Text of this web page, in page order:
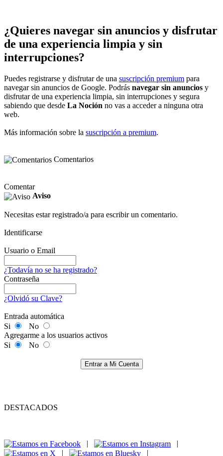
¿Quieres navegar sin anuncios y disfrutar
de una experiencia limpia y sin
interrupciones?
Puedes registrarse y disfrutar de una suscripción premium para
navegar sin anuncios de Google. Podrás navegar sin anuncios y
disfrutar de una experiencia limpia, sin interrupciones y segura
sabiendo que desde La Noción no vas a acceder a ninguna otra
web.
Más información sobre la suscripción a premium.
Comentarios
Comentar
Aviso
Necesitas estar registrado/a para escribir un comentario.
Identificarse
Usuario o Email
¿Todavía no se ha registrado?
Contraseña
¿Olvidó su Clave?
Entrada automática
Si
No
Agregarme a los usuarios activos
Si
No
Entrar a Mi Cuenta
DESTACADOS
|
|
|
|